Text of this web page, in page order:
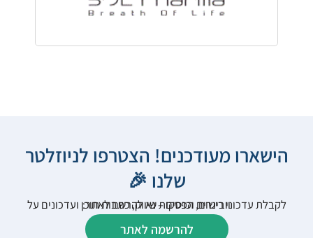
הישארו מעודכנים! הצטרפו לניוזלטר
שלנו 🎉
לקבלת עדכוני רישום, הפסקות שיווק, כתבות תוכן ועדכונים על וובינרים וכנסים – נא להרשם לאתר:
להרשמה לאתר